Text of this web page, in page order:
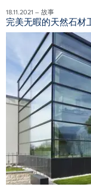
18.11.2021 – 故事
完美无暇的天然石材